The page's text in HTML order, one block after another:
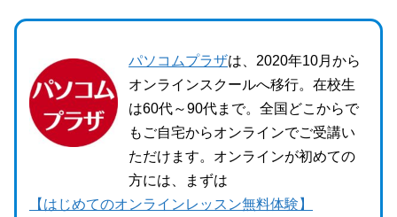
パソコムプラザは、2020年10月から
オンラインスクールへ移行。在校生
は60代～90代まで。全国どこからで
もご自宅からオンラインでご受講い
ただけます。オンラインが初めての
方には、まずは
【はじめてのオンラインレッスン無料体験】